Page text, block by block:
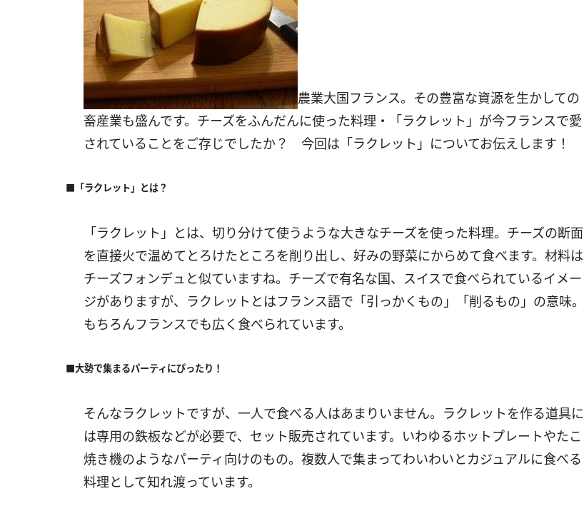
農業大国フランス。その豊富な資源を生かしての
畜産業も盛んです。チーズをふんだんに使った料理・「ラクレット」が今フランスで愛
されていることをご存じでしたか？ 今回は「ラクレット」についてお伝えします！
■「ラクレット」とは？
「ラクレット」とは、切り分けて使うような大きなチーズを使った料理。チーズの断面
を直接火で温めてとろけたところを削り出し、好みの野菜にからめて食べます。材料は
チーズフォンデュと似ていますね。チーズで有名な国、スイスで食べられているイメー
ジがありますが、ラクレットとはフランス語で「引っかくもの」「削るもの」の意味。
もちろんフランスでも広く食べられています。
■大勢で集まるパーティにぴったり！
そんなラクレットですが、一人で食べる人はあまりいません。ラクレットを作る道具に
は専用の鉄板などが必要で、セット販売されています。いわゆるホットプレートやたこ
焼き機のようなパーティ向けのもの。複数人で集まってわいわいとカジュアルに食べる
料理として知れ渡っています。